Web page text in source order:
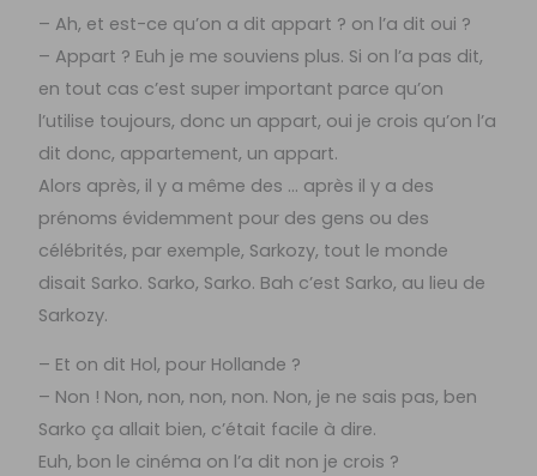
– Ah, et est-ce qu’on a dit appart ? on l’a dit oui ?
– Appart ? Euh je me souviens plus. Si on l’a pas dit,
en tout cas c’est super important parce qu’on
l’utilise toujours, donc un appart, oui je crois qu’on l’a
dit donc, appartement, un appart.
Alors après, il y a même des … après il y a des
prénoms évidemment pour des gens ou des
célébrités, par exemple, Sarkozy, tout le monde
disait Sarko. Sarko, Sarko. Bah c’est Sarko, au lieu de
Sarkozy.
– Et on dit Hol, pour Hollande ?
– Non ! Non, non, non, non. Non, je ne sais pas, ben
Sarko ça allait bien, c’était facile à dire.
Euh, bon le cinéma on l’a dit non je crois ?